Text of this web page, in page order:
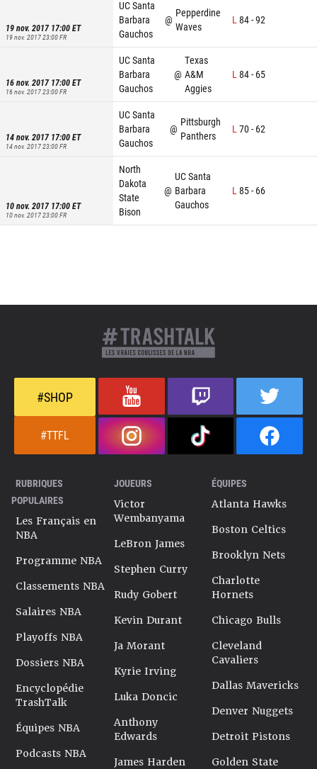
19 nov. 2017 17:00ET
19 nov. 2017 23:00FR
UC Santa
Barbara
Gauchos
@
Pepperdine
Waves
L84-92
16 nov. 2017 17:00ET
16 nov. 2017 23:00FR
UC Santa
Barbara
Gauchos
@
Texas
A&M
Aggies
L84- 65
14 nov. 2017 17:00ET
14 nov. 2017 23:00FR
UC Santa
Barbara
Gauchos
@
Pittsburgh
Panthers
L70- 62
10 nov. 2017 17:00ET
10 nov. 2017 23:00FR
North
Dakota
State
Bison
@
UC Santa
Barbara
Gauchos
L85- 66
#SHOP
#TTFL
RUBRIQUES
POPULAIRES
Les Français en
NBA
Programme NBA
Classements NBA
Salaires NBA
Playoffs NBA
Dossiers NBA
Encyclopédie
TrashTalk
Équipes NBA
Podcasts NBA
JOUEURS
Victor
Wembanyama
LeBron James
Stephen Curry
Rudy Gobert
Kevin Durant
Ja Morant
Kyrie Irving
Luka Doncic
Anthony
Edwards
James Harden
ÉQUIPES
Atlanta Hawks
Boston Celtics
Brooklyn Nets
Charlotte
Hornets
Chicago Bulls
Cleveland
Cavaliers
Dallas Mavericks
Denver Nuggets
Detroit Pistons
Golden State